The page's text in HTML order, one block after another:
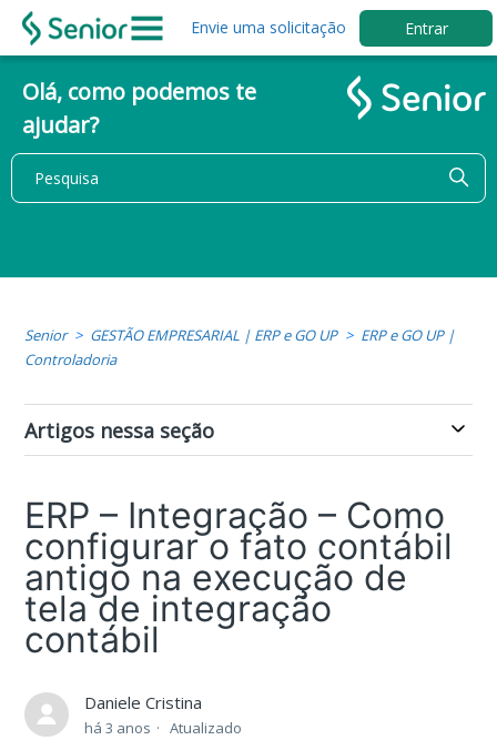
Envie uma solicitação Entrar
Olá, como podemos te
ajudar?
Senior GESTÃO EMPRESARIAL | ERP e GO UP
ERP e GO UP |
Controladoria
Artigos nessa seção
ERP – Integração – Como
configurar o fato contábil
antigo na execução de
tela de integração
contábil
Daniele Cristina
há 3 anos Atualizado